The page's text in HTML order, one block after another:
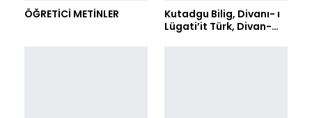
ÖĞRETİCİ METİNLER
Kutadgu Bilig, Divanı- ı
Lügati’it Türk, Divan-…